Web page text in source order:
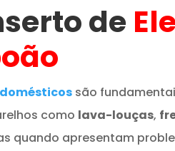
de
são
como lava-louças,
quando apresentam